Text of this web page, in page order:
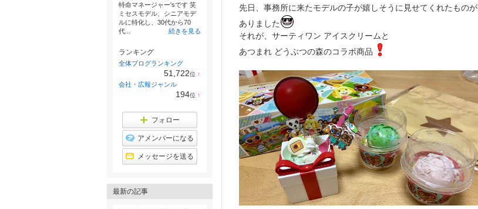
先日、事務所に来たモデルの子が嬉しそうに見せてくれたものが
ありました
それが、サーティワン アイスクリームと
あつまれ どうぶつの森のコラボ商品
特命マネージャー'sです 笑
ミセスモデル、シニアモデ
ルに特化し、30代から70
代...
続きを見る
ランキング
全体ブログランキング
51,722位 ↑
会社・広報ジャンル
194位 ↑
フォロー
アメンバーになる
メッセージを送る
最新の記事